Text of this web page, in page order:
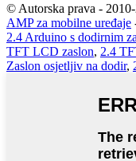
© Autorska prava -
AMP za mobilne uređaje
2.4 Arduino s dodirnim
TFT LCD zaslon, 2.4
Zaslon osjetljiv na dodir,